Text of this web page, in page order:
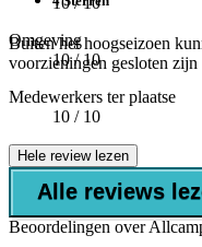
Buiten het hoogseizoen
voorzieningen gesloten zijn
Omgeving
10/ 10
Medewerkers ter plaatse
10 / 10
Hele review lezen
Alle reviews
Beoordelingen over